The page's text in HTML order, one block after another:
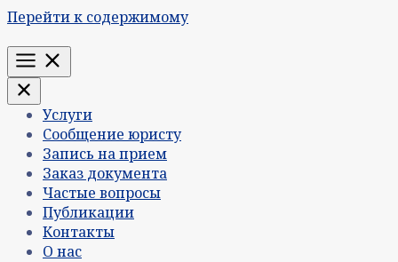
Перейти к содержимому
Меню
Услуги
Сообщение юристу
Запись на прием
Заказ документа
Частые вопросы
Публикации
Контакты
О нас